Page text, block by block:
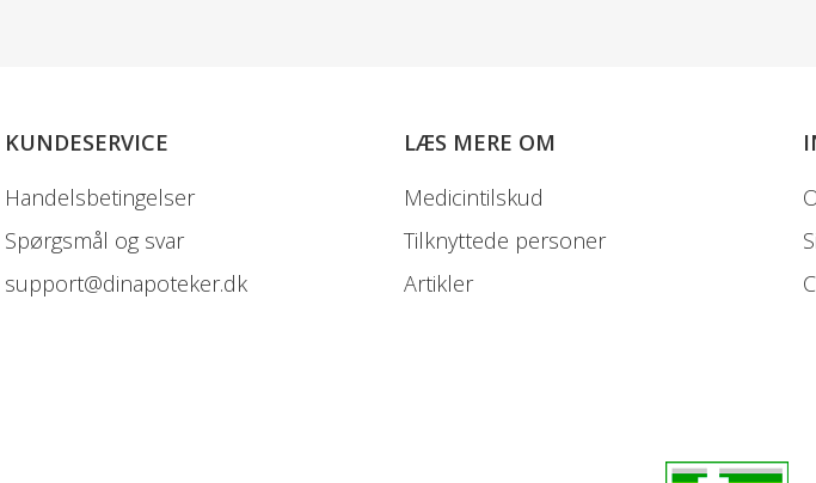
KUNDESERVICE
Handelsbetingelser
Spørgsmål og svar
support@dinapoteker.dk
LÆS MERE OM
Medicintilskud
Tilknyttede personer
Artikler